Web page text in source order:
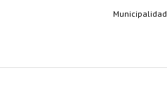
Municipalidad